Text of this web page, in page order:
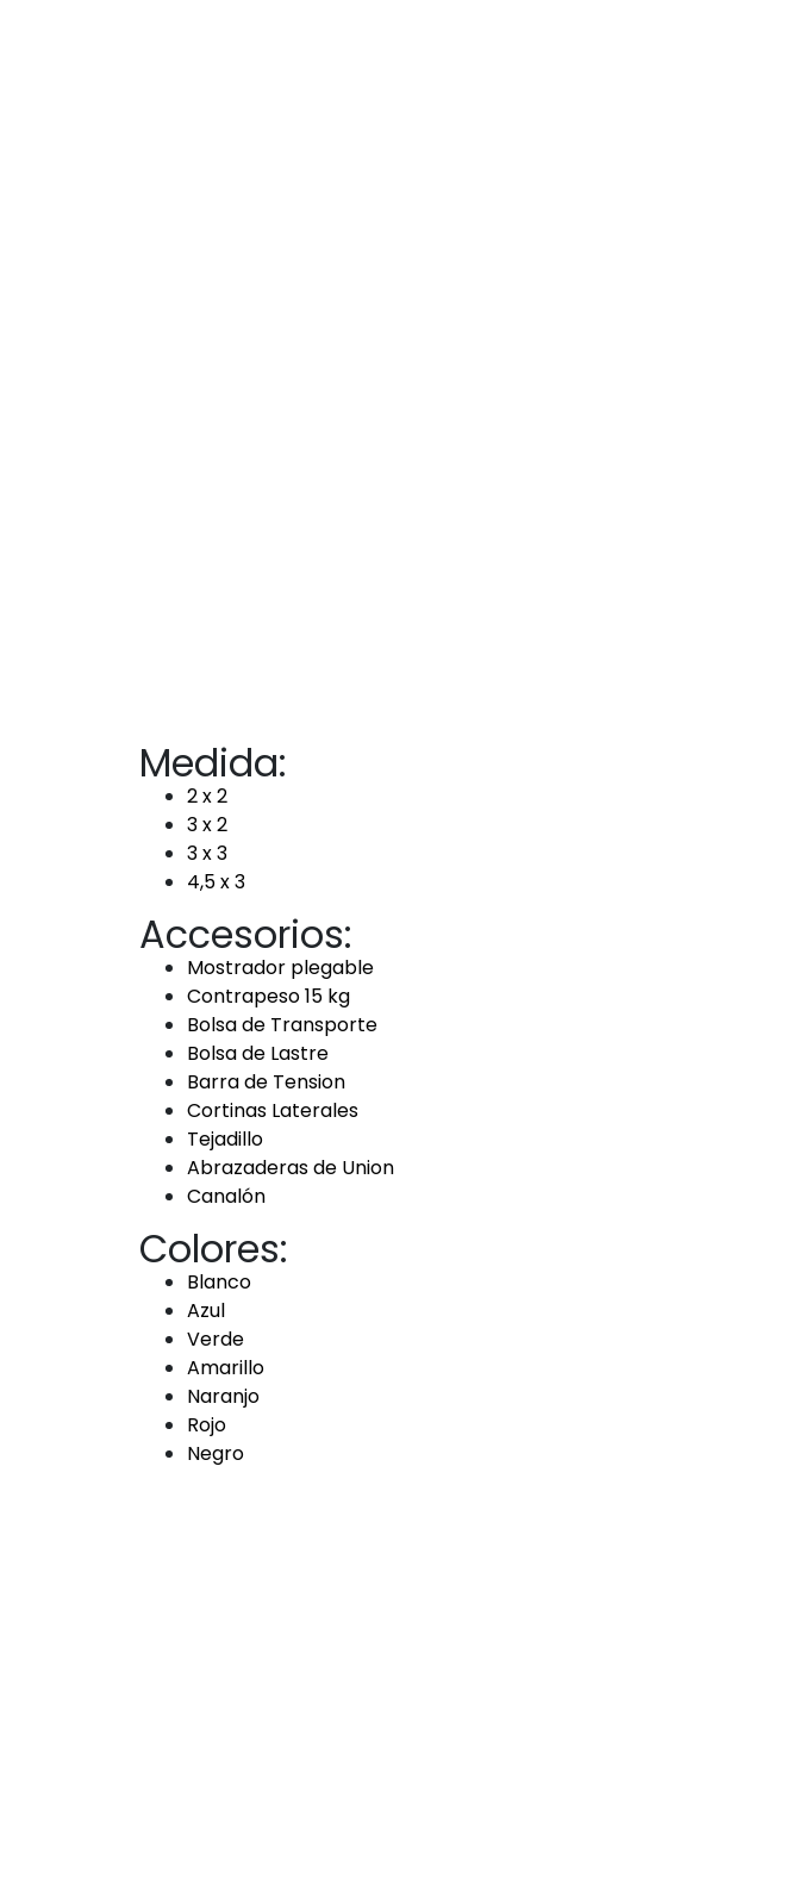
Medida:
2 x 2
3 x 2
3 x 3
4,5 x 3
Accesorios:
Mostrador plegable
Contrapeso 15 kg
Bolsa de Transporte
Bolsa de Lastre
Barra de Tension
Cortinas Laterales
Tejadillo
Abrazaderas de Union
Canalón
Colores:
Blanco
Azul
Verde
Amarillo
Naranjo
Rojo
Negro